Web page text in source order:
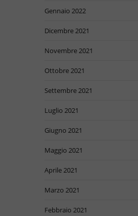
Gennaio 2022
Dicembre 2021
Novembre 2021
Ottobre 2021
Settembre 2021
Luglio 2021
Giugno 2021
Maggio 2021
Aprile 2021
Marzo 2021
Febbraio 2021